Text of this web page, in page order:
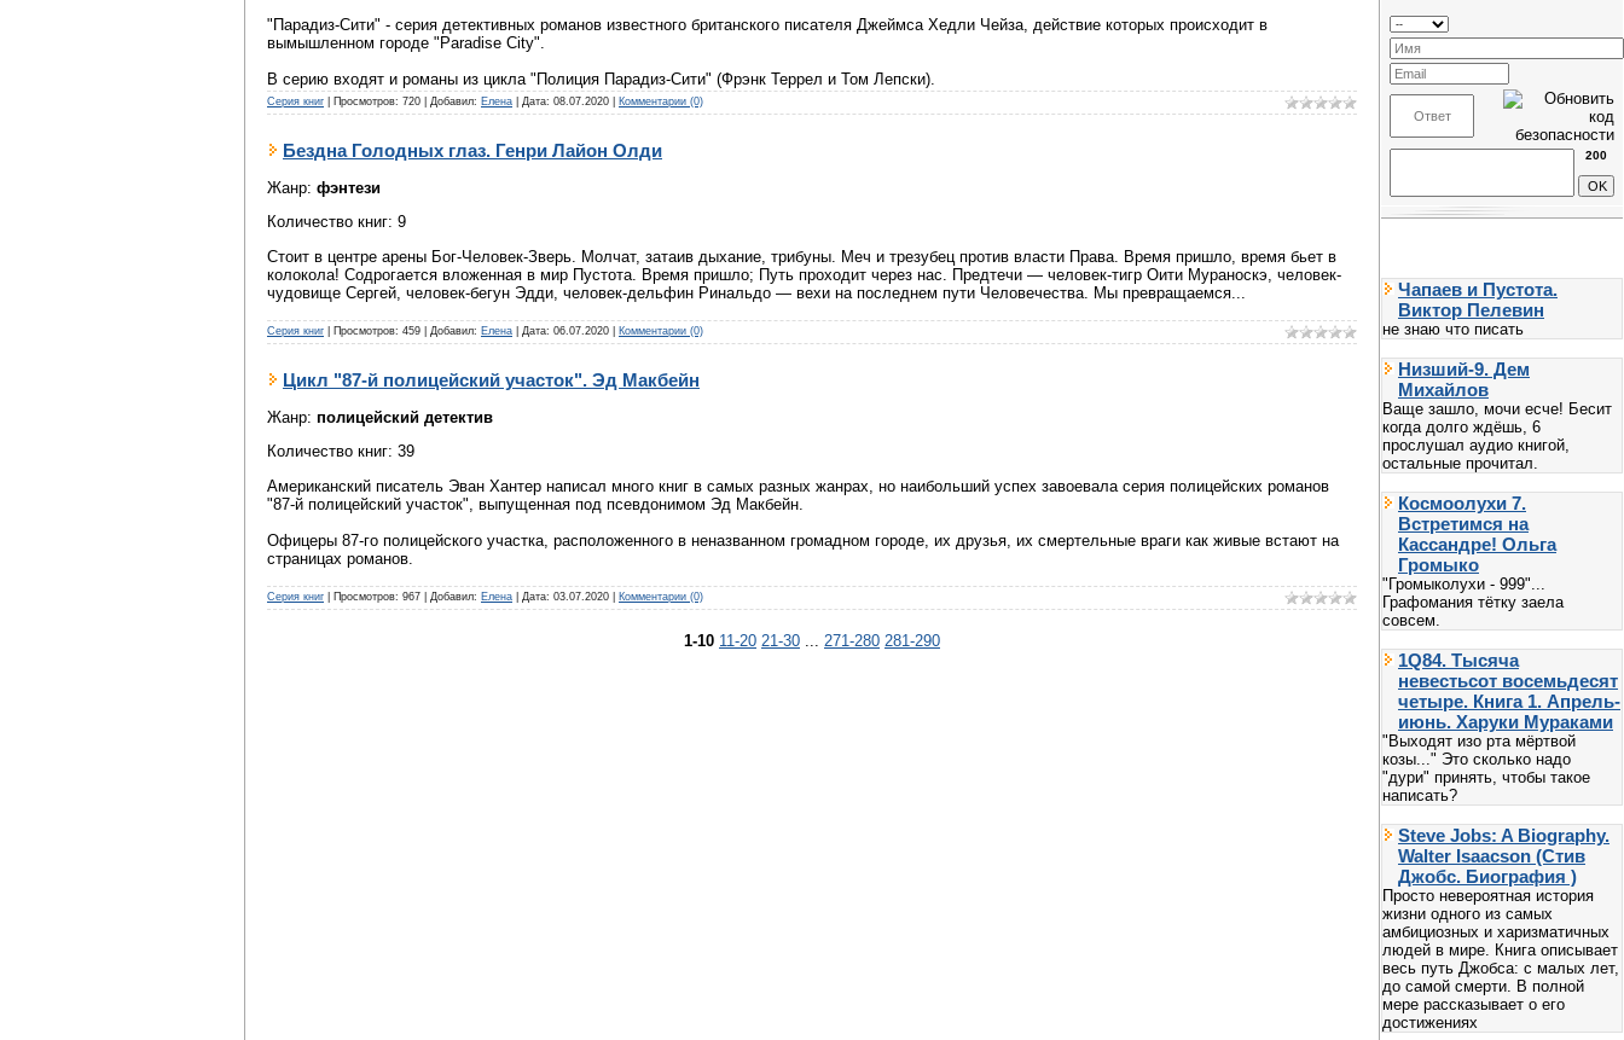
"Парадиз-Сити" - серия детективных романов известного британского писателя Джеймса Хедли Чейза, действие которых происходит в
вымышленном городе "Paradise City".
В серию входят и романы из цикла "Полиция Парадиз-Сити" (Фрэнк Террел и Том Лепски).
Серия книг Просмотров: 720 Добавил: Елена Дата: 08.07.2020 Комментарии (0)
Бездна Голодных глаз. Генри Лайон Олди
Жанр: фэнтези
Количество книг: 9
Стоит в центре арены Бог-Человек-Зверь. Молчат, затаив дыхание, трибуны. Меч и трезубец против власти Права. Время пришло, время бьет в
колокола! Содрогается вложенная в мир Пустота. Время пришло; Путь проходит через нас. Предтечи — человек-тигр Оити Мураноскэ, человек-
чудовище Сергей, человек-бегун Эдди, человек-дельфин Ринальдо — вехи на последнем пути Человечества. Мы превращаемся...
Серия книг Просмотров: 459 Добавил: Елена Дата: 06.07.2020 Комментарии (0)
Цикл "87-й полицейский участок". Эд Макбейн
Жанр: полицейский детектив
Количество книг: 39
Американский писатель Эван Хантер написал много книг в самых разных жанрах, но наибольший успех завоевала серия полицейских романов
"87-й полицейский участок", выпущенная под псевдонимом Эд Макбейн.
Офицеры 87-го полицейского участка, расположенного в неназванном громадном городе, их друзья, их смертельные враги как живые встают на
страницах романов.
Серия книг Просмотров: 967 Добавил: Елена Дата: 03.07.2020 Комментарии (0)
1-10 11-20 21-30 271-280 281-290
200
Чапаев и Пустота.
Виктор Пелевин
не знаю что писать
Низший-9. Дем
Михайлов
Ваще зашло, мочи есче! Бесит
когда долго ждёшь, 6
прослушал аудио книгой,
остальные прочитал.
Космоолухи 7.
Встретимся на
Кассандре! Ольга
Громыко
"Громыколухи - 999"...
Графомания тётку заела
совсем.
1Q84. Тысяча
невестьсот восемьдесят
четыре. Книга 1. Апрель-
июнь. Харуки Мураками
"Выходят изо рта мёртвой
козы..." Это сколько надо
"дури" принять, чтобы такое
написать?
Steve Jobs: A Biography.
Walter Isaacson (Стив
Джобс. Биография )
Просто невероятная история
жизни одного из самых
амбициозных и харизматичных
людей в мире. Книга описывает
весь путь Джобса: с малых лет,
до самой смерти. В полной
мере рассказывает о его
достижениях